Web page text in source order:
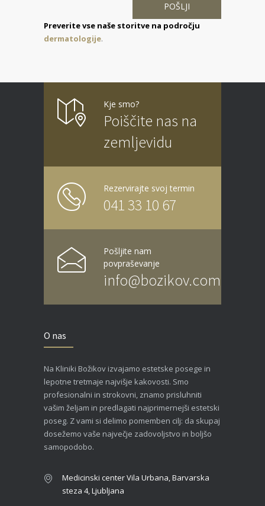
Preverite vse naše storitve na področju
dermatologije.
Kje smo?
Poiščite nas na
zemljevidu
Rezervirajte svoj termin
041 33 10 67
Pošljite nam
povpraševanje
info@bozikov.com
O nas
Na Kliniki Božikov izvajamo estetske posege in
lepotne tretmaje najvišje kakovosti. Smo
profesionalni in strokovni, znamo prisluhniti
vašim željam in predlagati najprimernejši estetski
poseg. Z vami si delimo pomemben cilj: da skupaj
dosežemo vaše največje zadovoljstvo in boljšo
samopodobo.
Medicinski center Vila Urbana, Barvarska
steza 4, Ljubljana